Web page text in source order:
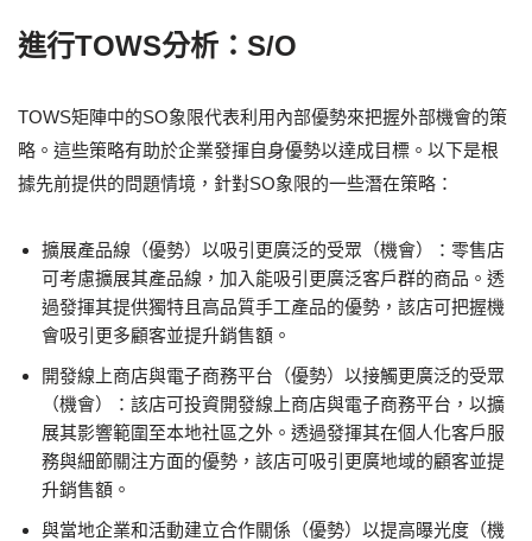
進行TOWS分析：S/O
TOWS矩陣中的SO象限代表利用內部優勢來把握外部機會的策
略。這些策略有助於企業發揮自身優勢以達成目標。以下是根
據先前提供的問題情境，針對SO象限的一些潛在策略：
擴展產品線（優勢）以吸引更廣泛的受眾（機會）：零售店
可考慮擴展其產品線，加入能吸引更廣泛客戶群的商品。透
過發揮其提供獨特且高品質手工產品的優勢，該店可把握機
會吸引更多顧客並提升銷售額。
開發線上商店與電子商務平台（優勢）以接觸更廣泛的受眾
（機會）：該店可投資開發線上商店與電子商務平台，以擴
展其影響範圍至本地社區之外。透過發揮其在個人化客戶服
務與細節關注方面的優勢，該店可吸引更廣地域的顧客並提
升銷售額。
與當地企業和活動建立合作關係（優勢）以提高曝光度（機